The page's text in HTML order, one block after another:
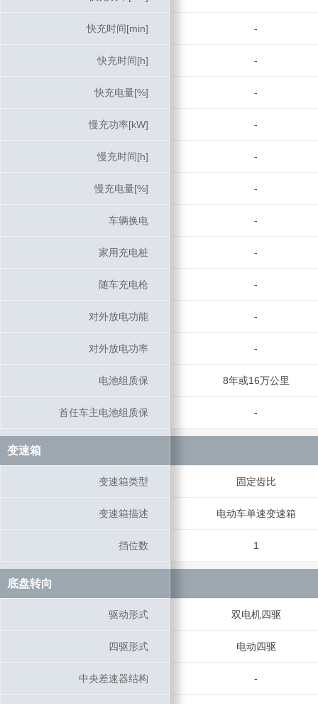
快充时间[min] -
快充时间[h] -
快充电量[%] -
慢充功率[kW] -
慢充时间[h] -
慢充电量[%] -
车辆换电 -
家用充电桩 -
随车充电枪 -
对外放电功能 -
对外放电功率 -
电池组质保 8年或16万公里
首任车主电池组质保 -
变速箱
变速箱类型 固定齿比
变速箱描述 电动车单速变速箱
挡位数 1
底盘转向
驱动形式 双电机四驱
四驱形式 电动四驱
中央差速器结构 -
快充时间[min]
快充时间[h]
快充电量[%]
慢充功率[kW]
慢充时间[h]
慢充电量[%]
车辆换电
家用充电桩
随车充电枪
对外放电功能
对外放电功率
电池组质保
首任车主电池组质保
变速箱
变速箱类型
变速箱描述
挡位数
底盘转向
驱动形式
四驱形式
中央差速器结构